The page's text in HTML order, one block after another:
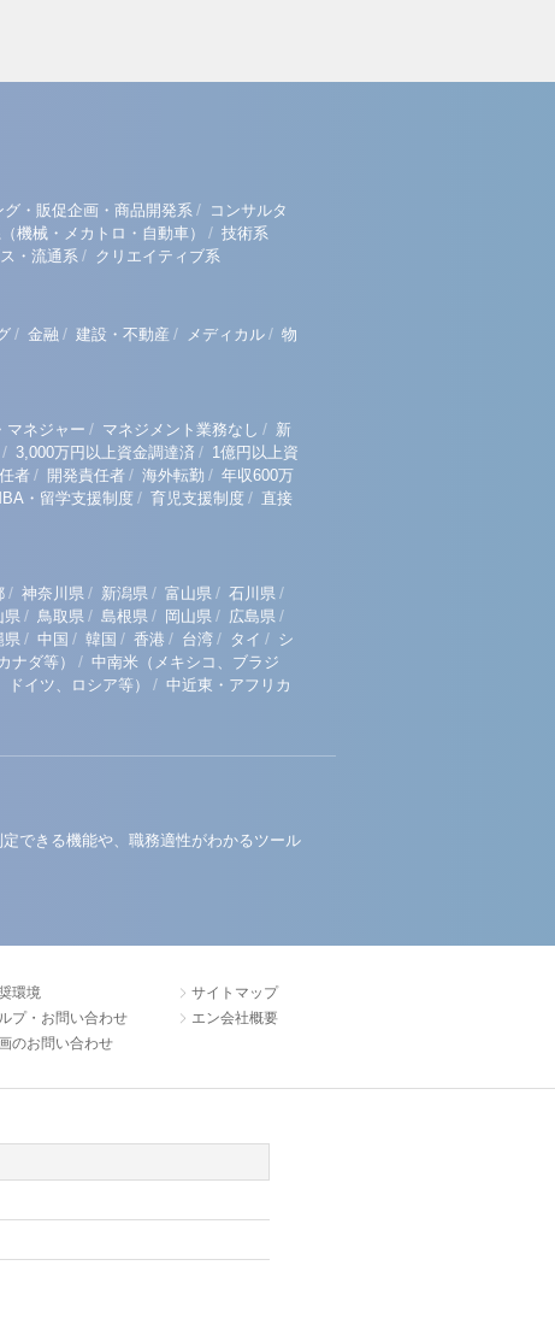
グ・販促企画・商品開発系 / コンサルタ
機械・メカトロ・自動車） / 技術系
・流通系 / クリエイティブ系
/ 金融 / 建設・不動産 / メディカル / 物
マネジャー / マネジメント業務なし / 新
/ 3,000万円以上資金調達済 / 1億円以上資
者 / 開発責任者 / 海外転勤 / 年収600万
・留学支援制度 / 育児支援制度 / 直接
/ 神奈川県 / 新潟県 / 富山県 / 石川県 /
県 / 鳥取県 / 島根県 / 岡山県 / 広島県 /
県 / 中国 / 韓国 / 香港 / 台湾 / タイ / シ
ナダ等） / 中南米（メキシコ、ブラジ
イツ、ロシア等） / 中近東・アフリカ
できる機能や、職務適性がわかるツール
環境
プ・お問い合わせ
のお問い合わせ
サイトマップ
エン会社概要